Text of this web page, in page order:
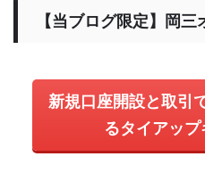
【当ブログ限定】岡三
新規口座開設と取引
るタイアッ